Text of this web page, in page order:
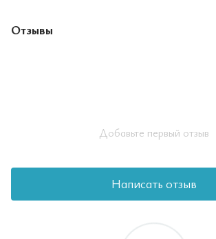
Отзывы
Добавьте первый отзыв
Написать отзыв